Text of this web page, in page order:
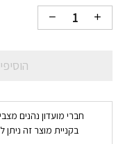
חברי מועדון נהנים
בקניית מוצר זה ניתן